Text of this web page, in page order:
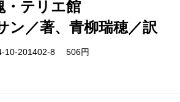
・テリエ館
ン／著、青柳瑞穂／訳
10-201402-8 506円